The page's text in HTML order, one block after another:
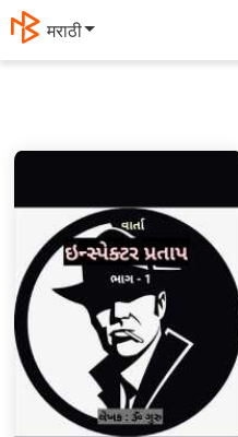
मराठी